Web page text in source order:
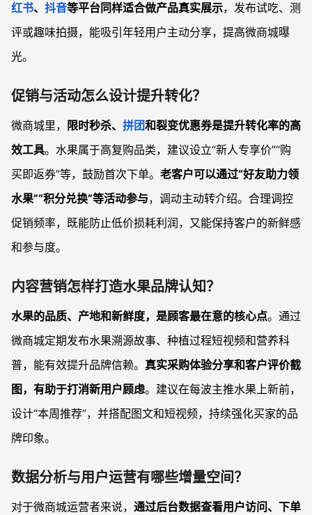
红书、 抖音等平台同样适合做产品真实展示，发布试吃、测
评或趣味拍摄，能吸引年轻用户主动分享，提高微商城曝
光。
促销与活动怎么设计提升转化？
微商城里， 限时秒杀、 拼团和裂变优惠券是提升转化率的高
效工具。水果属于高复购品类，建议设立“新人专享价”“购
买即返券”等，鼓励首次下单。 老客户可以通过“好友助力领
水果”“积分兑换”等活动参与，调动主动转介绍。合理调控
促销频率，既能防止低价损耗利润，又能保持客户的新鲜感
和参与度。
内容营销怎样打造水果品牌认知？
水果的品质、产地和新鲜度，是顾客最在意的核心点。通过
微商城定期发布水果溯源故事、种植过程短视频和营养科
普，能有效提升品牌信赖。 真实采购体验分享和客户评价截
图，有助于打消新用户顾虑。建议在每波主推水果上新前，
设计“本周推荐”，并搭配图文和短视频，持续强化买家的品
牌印象。
数据分析与用户运营有哪些增量空间？
对于微商城运营者来说， 通过后台数据查看用户访问、下单